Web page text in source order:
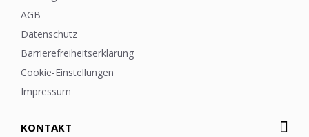
AGB
Datenschutz
Barrierefreiheitserklärung
Cookie-Einstellungen
Impressum
KONTAKT